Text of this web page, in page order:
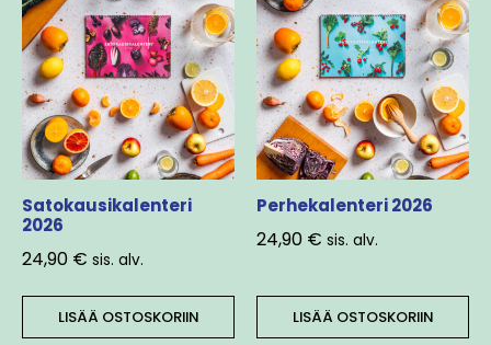
Satokausikalenteri
2026
24,90 € sis. alv.
LISÄÄ OSTOSKORIIN
Perhekalenteri 2026
24,90 € sis. alv.
LISÄÄ OSTOSKORIIN